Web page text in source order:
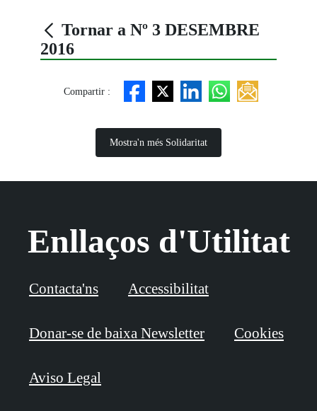
Tornar a Nº 3 DESEMBRE
2016
Compartir :
Mostra'n més Solidaritat
Enllaços d'Utilitat
Contacta'ns Accessibilitat
Donar-se de baixa Newsletter Cookies
Aviso Legal